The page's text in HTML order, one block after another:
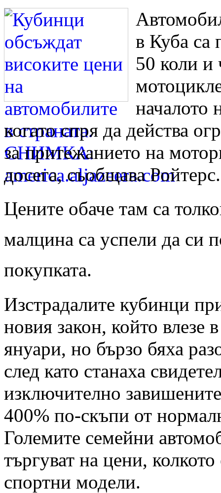
в Куба са
50 коли и
началото
когато спря да действа
за притежанието на
досега, съобщава Ройтерс.
Цените обаче там са
малцина са успели да си
покупката.
Изстрадалите кубинци
новия закон, който влезе
януари, но бързо бяха
след като станаха
изключително
400% по-скъпи от
Големите семейни
търгуват на цени,
спортни модели.